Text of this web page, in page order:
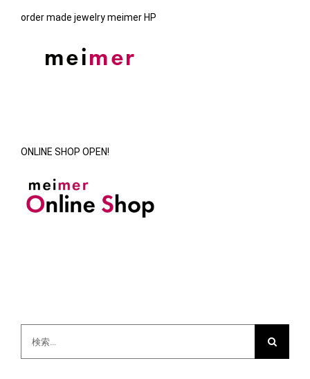
order made jewelry meimer HP
ONLINE SHOP OPEN!